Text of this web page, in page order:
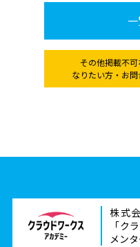
その他掲載不
なりたい方 ・お
株式
「ク
メンタ